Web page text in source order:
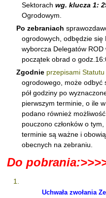
Sektorachwg. klucza 1:
Ogrodowym.
Po zebraniach
ogrodowych, odbędzie się
wyborcza Delegatów
początek obrad o
Zgodnie przepisami Statutu
ogrodowego, może odbyć
pół godziny po
pierwszym terminie, o ile
podano również
pouczono członków o
terminie są ważne i
obecnych na zebraniu.
Do
Uchwała zwołania